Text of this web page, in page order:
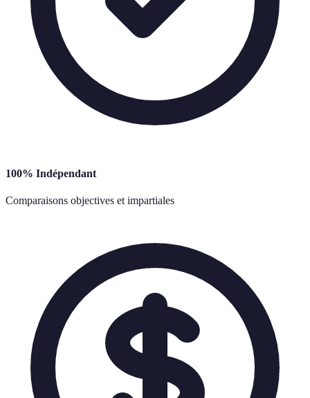
100% Indépendant
Comparaisons objectives et impartiales